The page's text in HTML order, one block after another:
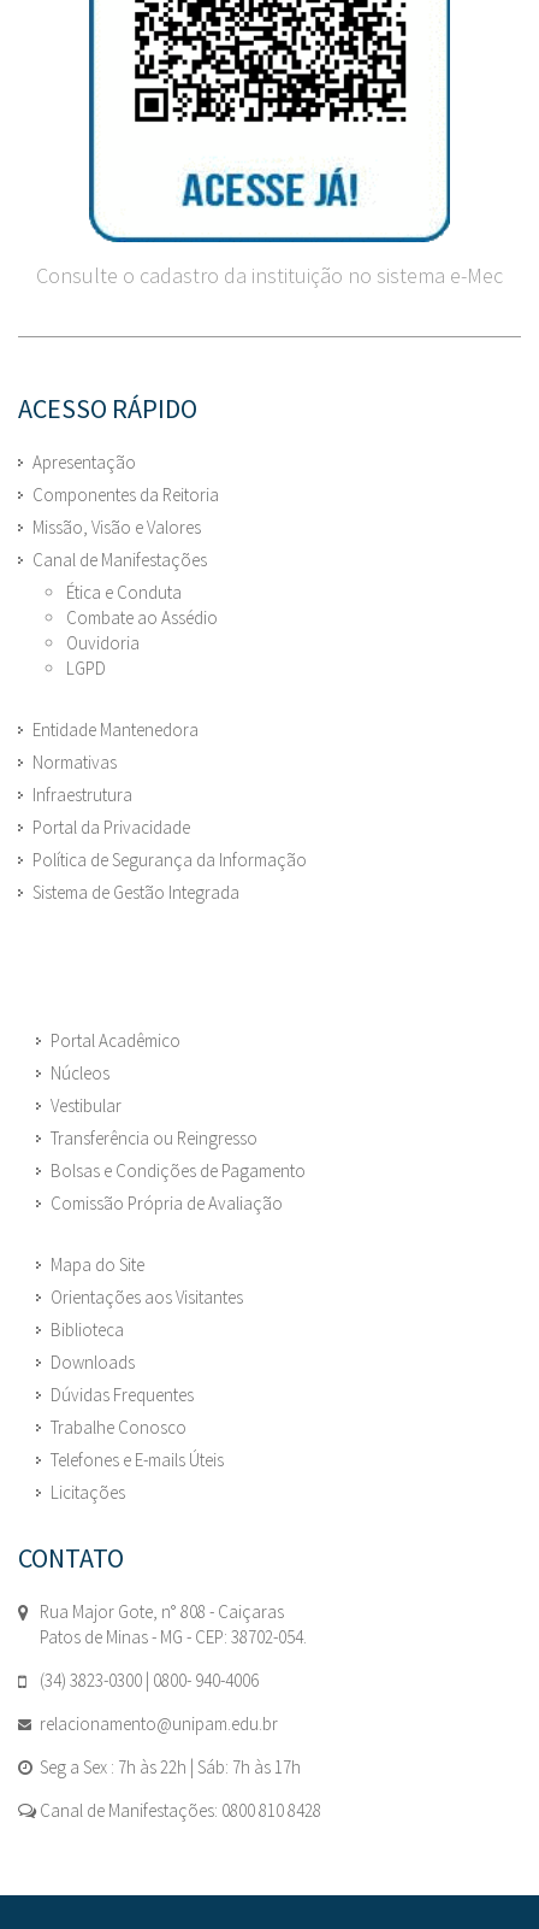
Consulte o cadastro da instituição no sistema e-Mec
ACESSO RÁPIDO
Apresentação
Componentes da Reitoria
Missão, Visão e Valores
Canal de Manifestações
Ética e Conduta
Combate ao Assédio
Ouvidoria
LGPD
Entidade Mantenedora
Normativas
Infraestrutura
Portal da Privacidade
Política de Segurança da Informação
Sistema de Gestão Integrada
Portal Acadêmico
Núcleos
Vestibular
Transferência ou Reingresso
Bolsas e Condições de Pagamento
Comissão Própria de Avaliação
Mapa do Site
Orientações aos Visitantes
Biblioteca
Downloads
Dúvidas Frequentes
Trabalhe Conosco
Telefones e E-mails Úteis
Licitações
CONTATO
Rua Major Gote, n° 808 - Caiçaras
Patos de Minas - MG - CEP: 38702-054.
(34) 3823-0300 | 0800- 940-4006
relacionamento@unipam.edu.br
Seg a Sex : 7h às 22h | Sáb: 7h às 17h
Canal de Manifestações: 0800 810 8428